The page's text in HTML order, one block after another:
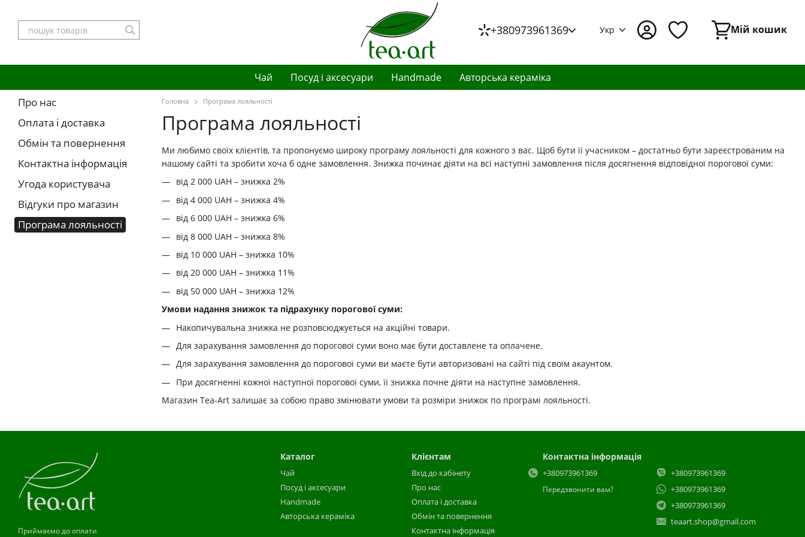
+380973961369 Укр Мій кошик
Чай Посуд і аксесуари Handmade Авторська кераміка
Головна Програма лояльності
Програма лояльності
Ми любимо своїх клієнтів, та пропонуємо широку програму лояльності для кожного з вас. Щоб бути її учасником – достатньо бути зареєстрованим на
нашому сайті та зробити хоча б одне замовлення. Знижка починає діяти на всі наступні замовлення після досягнення відповідної порогової суми:
від 2 000 UAH – знижка 2%
від 4 000 UAH – знижка 4%
від 6 000 UAH – знижка 6%
від 8 000 UAH – знижка 8%
від 10 000 UAH – знижка 10%
від 20 000 UAH – знижка 11%
від 50 000 UAH – знижка 12%
Умови надання знижок та підрахунку порогової суми:
Накопичувальна знижка не розповсюджується на акційні товари.
Для зарахування замовлення до порогової суми воно має бути доставлене та оплачене.
Для зарахування замовлення до порогової суми ви маєте бути авторизовані на сайті під своїм акаунтом.
При досягненні кожної наступної порогової суми, її знижка почне діяти на наступне замовлення.
Магазин Tea-Art залишає за собою право змінювати умови та розміри знижок по програмі лояльності.
Про нас
Оплата і доставка
Обмін та повернення
Контактна інформація
Угода користувача
Відгуки про магазин
Програма лояльності
Приймаємо до оплати
Каталог
Чай
Посуд і аксесуари
Handmade
Авторська кераміка
Клієнтам
Вхід до кабінету
Про нас
Оплата і доставка
Обмін та повернення
Контактна інформація
Контактна інформація
+380973961369
Передзвонити вам?
+380973961369
+380973961369
+380973961369
teaart.shop@gmail.com